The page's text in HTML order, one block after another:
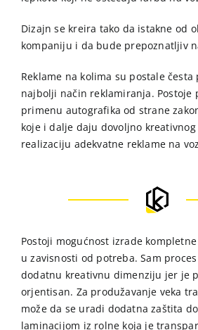
Dizajn se kreira tako da istakne od
kompaniju i da bude prepoznatljiv
Reklame na kolima su postale česta
najbolji način reklamiranja. Postoje
primenu autografika od strane
koje i dalje daju dovoljno
realizaciju adekvatne reklame na
Postoji mogućnost izrade
u zavisnosti od potreba. Sam
dodatnu kreativnu dimenziju jer je
orjentisan. Za produžavanje veka
može da se uradi dodatna zaštita
laminacijom iz rolne koja je